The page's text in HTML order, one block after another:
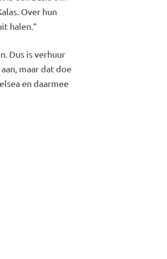
Over hun
halen.”
Dus is verhuur
maar dat doe
en daarmee